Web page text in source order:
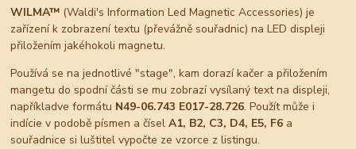
WILMA™ (Waldi's Information Led Magnetic Accessories) je
zařízení k zobrazení textu (převážně souřadnic) na LED displeji
přiložením jakéhokoli magnetu.
Používá se na jednotlivé "stage", kam dorazí kačer a přiložením
mangetu do spodní části se mu zobrazí vysílaný text na displeji,
napříkladve formátu N49-06.743 E017-28.726. Použít může i
indície v podobě písmen a číselA1, B2, C3, D4, E5, F6 a
souřadnice si luštitel vypočte ze vzorce z listingu.